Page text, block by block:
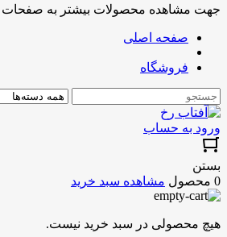
جهت مشاهده محصولات بیشتر به صفحات
صفحه اصلی
فروشگاه
ورود به حساب
بستن
0 محصول
مشاهده سبد خرید
هیچ محصولی در سبد خرید نیست.